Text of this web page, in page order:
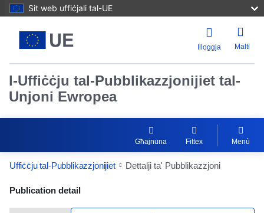
Sit web uffiċjali tal-UE
Illoggja Malti
l-Uffiċċju tal-Pubblikazzjonijiet tal-
Unjoni Ewropea
Għajnuna Fittex Menù
Uffiċċju tal-Pubblikazzjonijiet Dettalji ta' Pubblikazzjoni
Publication Detail Actions Portlet
Publication detail